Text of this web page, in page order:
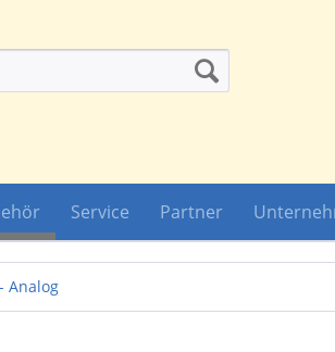
Service Partner
Analog